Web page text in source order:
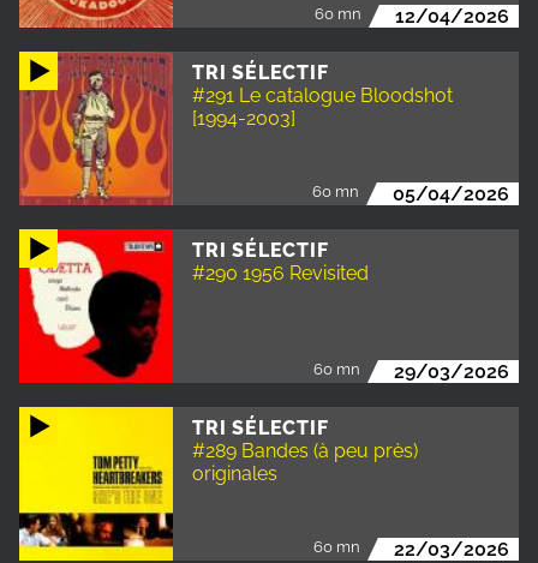
60 mn 12/04/2026
TRI SÉLECTIF
#291 Le catalogue Bloodshot
[1994-2003]
60 mn 05/04/2026
TRI SÉLECTIF
#290 1956 Revisited
60 mn 29/03/2026
TRI SÉLECTIF
#289 Bandes (à peu près)
originales
60 mn 22/03/2026